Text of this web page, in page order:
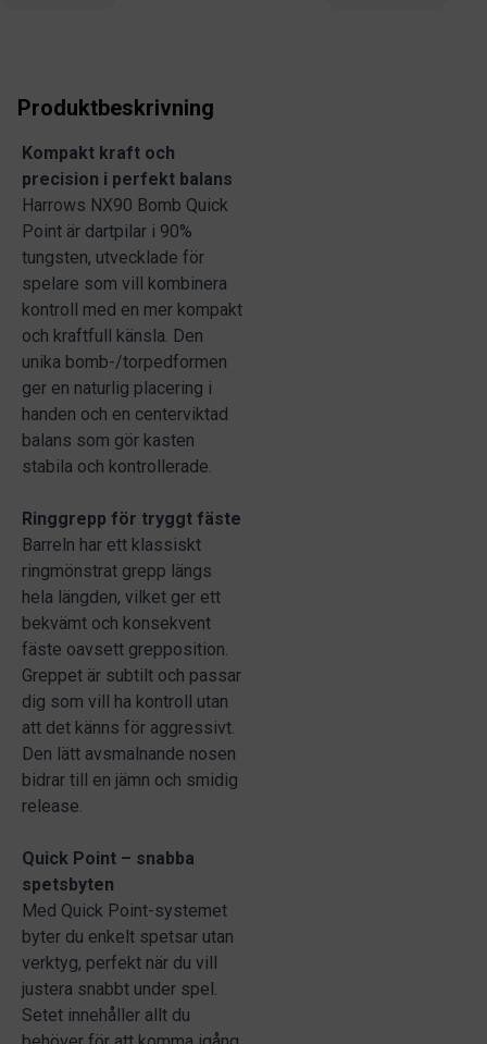
Produktbeskrivning
Kompakt kraft och
precision i perfekt balans
Harrows NX90 Bomb Quick
Point är dartpilar i 90%
tungsten, utvecklade för
spelare som vill kombinera
kontroll med en mer kompakt
och kraftfull känsla. Den
unika bomb-/torpedformen
ger en naturlig placering i
handen och en centerviktad
balans som gör kasten
stabila och kontrollerade.
Ringgrepp för tryggt fäste
Barreln har ett klassiskt
ringmönstrat grepp längs
hela längden, vilket ger ett
bekvämt och konsekvent
fäste oavsett grepposition.
Greppet är subtilt och passar
dig som vill ha kontroll utan
att det känns för aggressivt.
Den lätt avsmalnande nosen
bidrar till en jämn och smidig
release.
Quick Point – snabba
spetsbyten
Med Quick Point-systemet
byter du enkelt spetsar utan
verktyg, perfekt när du vill
justera snabbt under spel.
Setet innehåller allt du